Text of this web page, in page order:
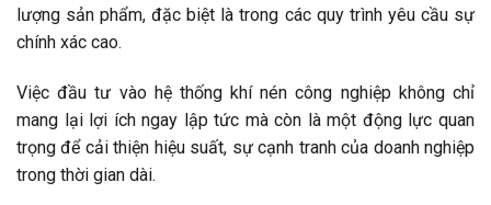
lượng sản phẩm, đặc biệt là trong các quy trình yêu cầu sự
chính xác cao.
Việc đầu tư vào hệ thống khí nén công nghiệp không chỉ
mang lại lợi ích ngay lập tức mà còn là một động lực quan
trọng để cải thiện hiệu suất, sự cạnh tranh của doanh nghiệp
trong thời gian dài.